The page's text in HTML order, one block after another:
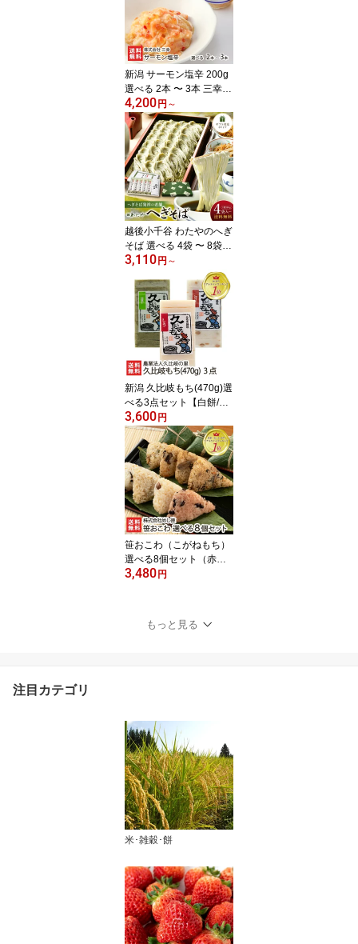
モギ だいふく スイーツ
新潟県 生産者直送 お取
り寄せ ギフト プレゼン
ト 贈り物
新潟 サーモン塩辛 200g
選べる 2本 〜 3本 三幸
シューイチで紹介 鮭 い
くら 海鮮漬物 鮭の塩辛
株式会社 三幸 新潟県 生
産者直送 お取り寄せ ギ
フト プレゼント 贈り物
代金引換決済不可
4,200 円 ～
越後小千谷 わたやのへぎ
そば 選べる 4袋 〜 8袋
株式会社 わたや 新潟名
物 乾麺 へぎ蕎麦 新潟そ
ば ソバ そばセット 皇室
献上 新潟県 生産者直送
お取り寄せ ギフト プレ
ゼント 贈り物 送料無料
年越し蕎麦 年越しそば
お中元
3,110 円 ～
新潟 久比岐もち(470g)選
べる3点セット【白餅/豆
餅/豆もち/草餅/しそ餅/ご
ま餅/ゴマもち/のり餅/海
苔もち/黒豆餅/玄米餅/玄
米もち】【こがねもち/コ
ガネモチ/正月用/メイ
ド・イン上越】【お土産/
手土産/プレゼント/ギフ
トに！贈り物】【送料無
料】 お中元
3,600 円
笹おこわ（こがねもち）
選べる8個セット（赤
飯・醤油・ふきんと・き
産こがねもち使用 株式会
社めし徳【オコワ/コガネ
3,480 円
もっと見る
注目カテゴリ
米･雑穀･餅